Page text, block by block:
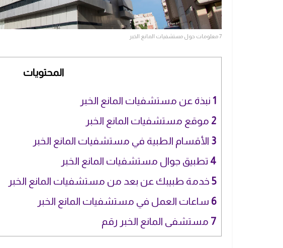
7 معلومات حول مستشفيات المانع الخبر
المحتويات
1 نبذة عن مستشفيات المانع الخبر
2 موقع مستشفيات المانع الخبر
3 الأقسام الطبية في مستشفيات المانع الخبر
4 تطبيق جوال مستشفيات المانع الخبر
5 خدمة طبيبك عن بعد من مستشفيات المانع الخبر
6 ساعات العمل في مستشفيات المانع الخبر
7 مستشفى المانع الخبر رقم